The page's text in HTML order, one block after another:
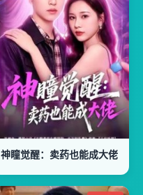
神瞳觉醒：卖药也能成大佬